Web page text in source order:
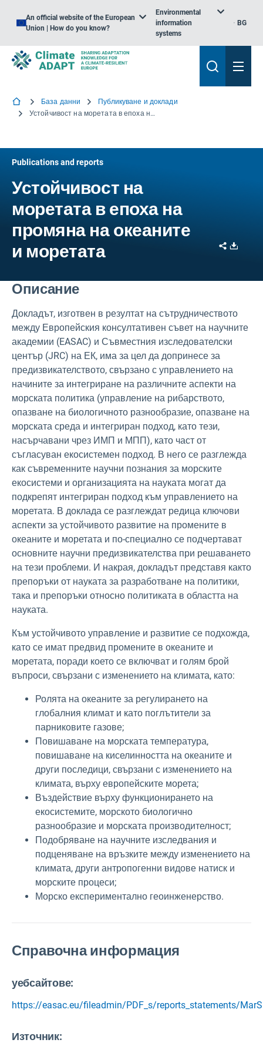
An official website of the European
Union | How do you know?
Environmental
information
systems
BG
База данни
Публикуване и доклади
Устойчивост на моретата в епоха на промяна на океаните и моретата
Publications and reports
Устойчивост на
моретата в епоха на
промяна на океаните
и моретата
Share
Описание
Докладът, изготвен в резултат на сътрудничеството
между Европейския консултативен съвет на научните
академии (EASAC) и Съвместния изследователски
център (JRC) на ЕК, има за цел да допринесе за
предизвикателството, свързано с управлението на
начините за интегриране на различните аспекти на
морската политика (управление на рибарството,
опазване на биологичното разнообразие, опазване на
морската среда и интегриран подход, като тези,
насърчавани чрез ИМП и МПП), като част от
съгласуван екосистемен подход. В него се разглежда
как съвременните научни познания за морските
екосистеми и организацията на науката могат да
подкрепят интегриран подход към управлението на
моретата. В доклада се разглеждат редица ключови
аспекти за устойчивото развитие на промените в
океаните и моретата и по-специално се подчертават
основните научни предизвикателства при решаването
на тези проблеми. И накрая, докладът представя както
препоръки от науката за разработване на политики,
така и препоръки относно политиката в областта на
науката.
Към устойчивото управление и развитие се подхожда,
като се имат предвид промените в океаните и
моретата, поради което се включват и голям брой
въпроси, свързани с изменението на климата, като:
Ролята на океаните за регулирането на
глобалния климат и като поглътители за
парниковите газове;
Повишаване на морската температура,
повишаване на киселинността на океаните и
други последици, свързани с изменението на
климата, върху европейските морета;
Въздействие върху функционирането на
екосистемите, морското биологично
разнообразие и морската производителност;
Подобряване на научните изследвания и
подценяване на връзките между изменението на
климата, други антропогенни видове натиск и
морските процеси;
Морско експериментално геоинженерство.
Справочна информация
уебсайтове:
https://easac.eu/fileadmin/PDF_s/reports_statements/
Източник: